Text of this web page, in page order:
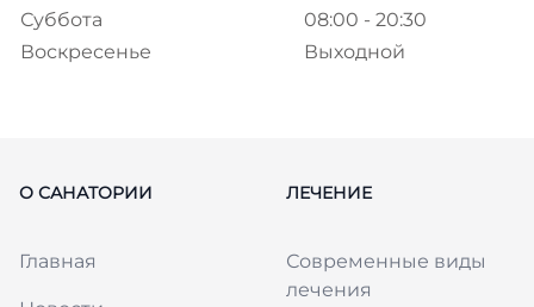
Суббота
08:00 - 20:30
Воскресенье
Выходной
О САНАТОРИИ
Главная
ЛЕЧЕНИЕ
Современные виды
лечения